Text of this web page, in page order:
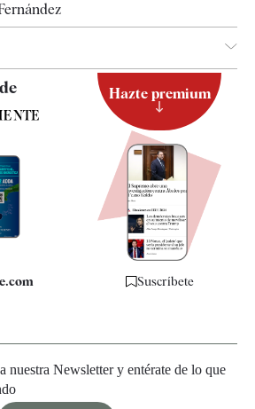
Hazte premium
Suscríbete
nuestra Newsletter y entérate de lo que